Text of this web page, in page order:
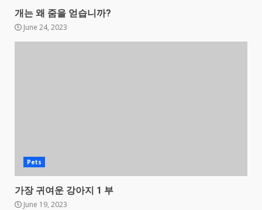
개는 왜 줌을 얻습니까?
June 24, 2023
Pets
가장 귀여운 강아지 1 부
June 19, 2023